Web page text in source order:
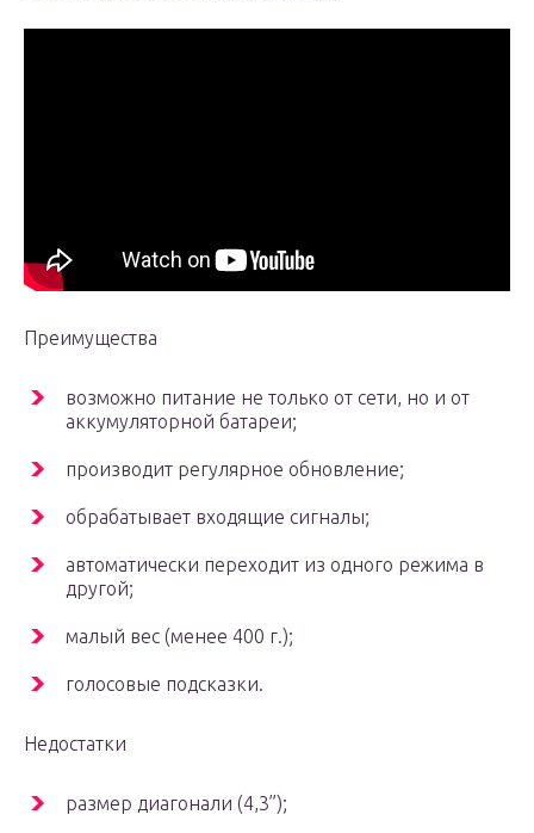
Преимущества
возможно питание не только от сети, но и от
аккумуляторной батареи;
производит регулярное обновление;
обрабатывает входящие сигналы;
автоматически переходит из одного режима в
другой;
малый вес (менее 400 г.);
голосовые подсказки.
Недостатки
размер диагонали (4,3”);